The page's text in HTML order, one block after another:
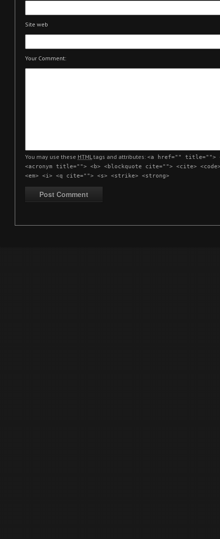
Site web
Your Comment:
You may use these HTMLtags and attributes: <a href="" title="">
<acronym title=""> <b> <blockquote cite=""> <cite>
<em> <i> <q cite=""> <s> <strike> <strong>